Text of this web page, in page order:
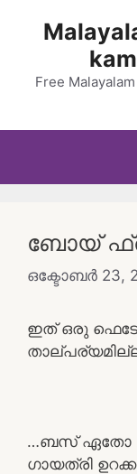
Free
ബോയ്
ഒക്ടോബർ 23,
ഇത് ഒരു
…ബസ് ഏതോ
ഗായത്രി